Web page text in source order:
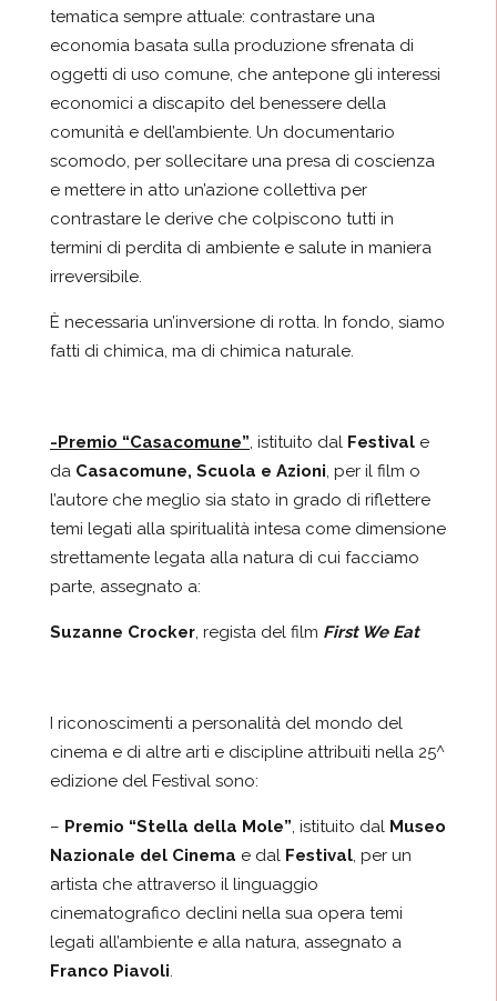
tematica sempre attuale: contrastare una
economia basata sulla produzione sfrenata di
oggetti di uso comune, che antepone gli interessi
economici a discapito del benessere della
comunità e dell’ambiente. Un documentario
scomodo, per sollecitare una presa di coscienza
e mettere in atto un’azione collettiva per
contrastare le derive che colpiscono tutti in
termini di perdita di ambiente e salute in maniera
irreversibile.
È necessaria un’inversione di rotta. In fondo, siamo
fatti di chimica, ma di chimica naturale.
-Premio “Casacomune”, istituito dal Festival e
da Casacomune, Scuola e Azioni, per il film o
l’autore che meglio sia stato in grado di riflettere
temi legati alla spiritualità intesa come dimensione
strettamente legata alla natura di cui facciamo
parte, assegnato a:
Suzanne Crocker, regista del film First We Eat
I riconoscimenti a personalità del mondo del
cinema e di altre arti e discipline attribuiti nella 25^
edizione del Festival sono:
– Premio “Stella della Mole”, istituito dal Museo
Nazionale del Cinema e dal Festival, per un
artista che attraverso il linguaggio
cinematografico declini nella sua opera temi
legati all’ambiente e alla natura, assegnato a
Franco Piavoli.